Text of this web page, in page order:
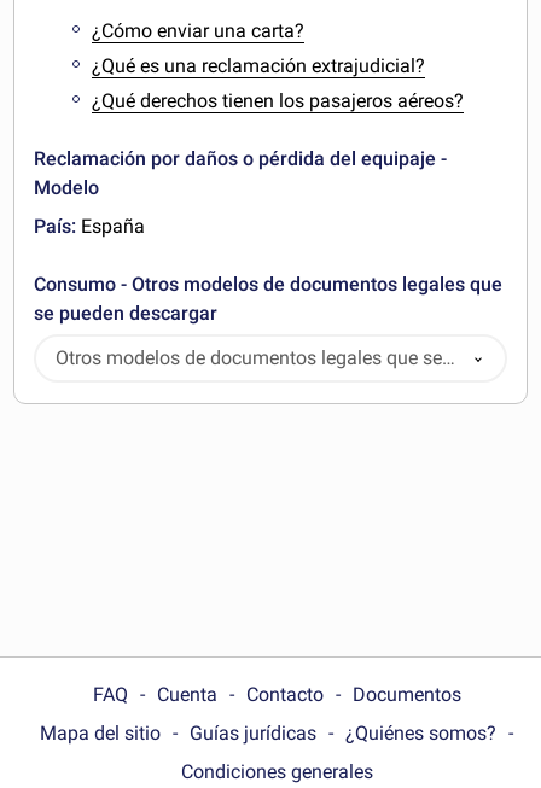
¿Cómo enviar una carta?
¿Qué es una reclamación extrajudicial?
¿Qué derechos tienen los pasajeros aéreos?
Reclamación por daños o pérdida del equipaje -
Modelo
País: España
Consumo - Otros modelos de documentos legales que
se pueden descargar
Otros modelos de documentos legales que se
pueden descargar
FAQ Cuenta Contacto
Documentos
Mapa del sitio
Guías jurídicas
¿Quiénes somos?
Condiciones generales